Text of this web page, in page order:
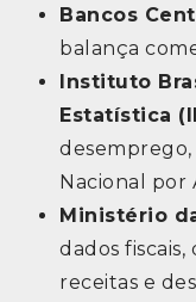
Bancos
balança
Instituto
Estatística
desemprego,
Nacional por
Ministério
dados
receitas e